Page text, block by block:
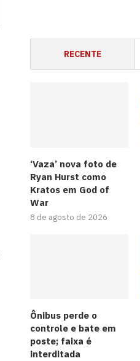
RECENTE
‘Vaza’ nova foto de
Ryan Hurst como
Kratos em God of
War
8 de agosto de 2026
Ônibus perde o
controle e bate em
poste; faixa é
interditada